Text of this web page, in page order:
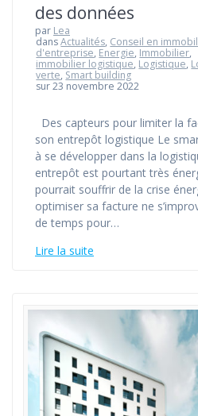
des données
par Lea
dansActualités, Conseil en
d'entreprise, Energie, Immobilier,
immobilier logistique, Logistique,
verte, Smart building
sur 23 novembre 2022
Des capteurs pour limiter la
son entrepôt logistique Le
à se développer dans la
entrepôt est pourtant très
pourrait souffrir de la crise
optimiser sa facture ne
de temps pour…
Lire la suite